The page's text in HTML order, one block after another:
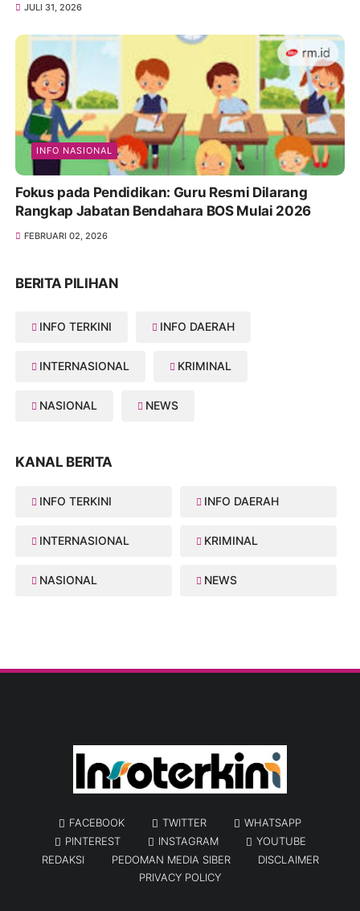
JULI 31, 2026
INFO NASIONAL
Fokus pada Pendidikan: Guru Resmi Dilarang
Rangkap Jabatan Bendahara BOS Mulai 2026
FEBRUARI 02, 2026
BERITA PILIHAN
INFO TERKINI INFO DAERAH
INTERNASIONAL KRIMINAL
NASIONAL NEWS
KANAL BERITA
INFO TERKINI INFO DAERAH
INTERNASIONAL KRIMINAL
NASIONAL NEWS
FACEBOOK TWITTER
WHATSAPP
PINTEREST
INSTAGRAM
YOUTUBE
REDAKSI
PEDOMAN MEDIA SIBER
DISCLAIMER
PRIVACY POLICY